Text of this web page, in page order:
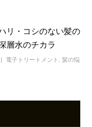
リ・コシのない髪の
層水のチカラ
電子トリートメント
髪の悩